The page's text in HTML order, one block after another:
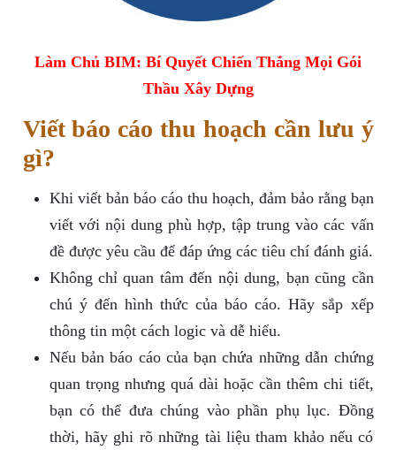
Làm Chủ BIM: Bí Quyết Chiến Thắng Mọi Gói
Thầu Xây Dựng
Viết báo cáo thu hoạch cần lưu ý
gì?
Khi viết bản báo cáo thu hoạch, đảm bảo rằng bạn
viết với nội dung phù hợp, tập trung vào các vấn
đề được yêu cầu để đáp ứng các tiêu chí đánh giá.
Không chỉ quan tâm đến nội dung, bạn cũng cần
chú ý đến hình thức của báo cáo. Hãy sắp xếp
thông tin một cách logic và dễ hiểu.
Nếu bản báo cáo của bạn chứa những dẫn chứng
quan trọng nhưng quá dài hoặc cần thêm chi tiết,
bạn có thể đưa chúng vào phần phụ lục. Đồng
thời, hãy ghi rõ những tài liệu tham khảo nếu có